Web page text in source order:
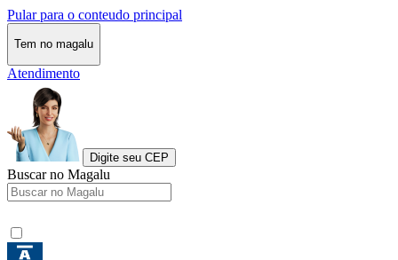
Pular para o conteudo principal
Tem no magalu
Atendimento
Digite seu CEP
Buscar no Magalu